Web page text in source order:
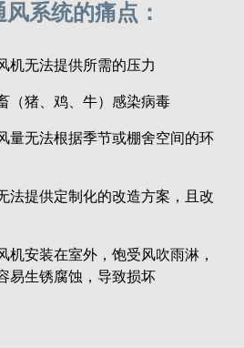
系统的痛点：
机无法提供所需的压力
（猪、鸡、牛）感染病毒
量无法根据季节或棚舍空间的环
法提供定制化的改造方案，且改
机安装在室外，饱受风吹雨淋，
易生锈腐蚀，导致损坏